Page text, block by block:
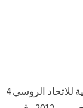
4 المعتمدة بموجب قرار وزارة التنمية الإقليمية للاتحاد الروسي